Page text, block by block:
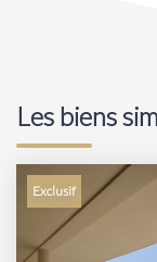
Les biens
Exclusif